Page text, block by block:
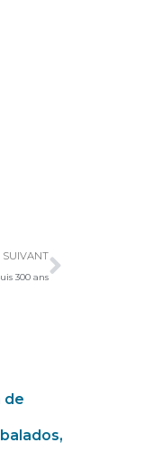
SUIVANT
300 ans
de